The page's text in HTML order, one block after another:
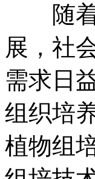
随着
展，社
需求日
组织培
植物组